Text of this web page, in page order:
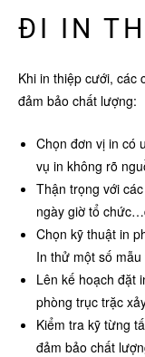
ĐI IN
Khi in thiệp cưới, các
đảm bảo chất lượng:
Chọn đơn vị in có
vụ in không rõ
Thận trọng với
ngày giờ tổ
Chọn kỹ thuật in
In thử một số
Lên kế hoạch đặt
phòng trục trặc
Kiểm tra kỹ từng
đảm bảo chất